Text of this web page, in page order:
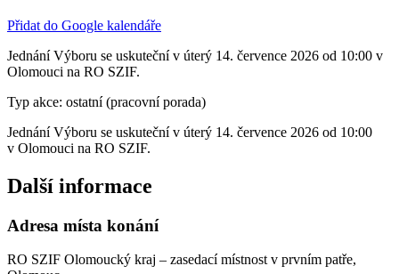
Přidat do Google kalendáře
Jednání Výboru se uskuteční v úterý 14. července 2026 od 10:00 v
Olomouci na RO SZIF.
Typ akce: ostatní (pracovní porada)
Jednání Výboru se uskuteční v úterý 14. července 2026 od 10:00
v Olomouci na RO SZIF.
Další informace
Adresa místa konání
RO SZIF Olomoucký kraj – zasedací místnost v prvním patře,